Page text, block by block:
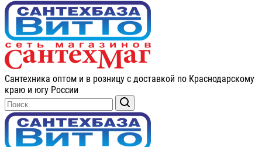
Сантехника оптом и в розницу с доставкой по Краснодарскому
краю и югу России